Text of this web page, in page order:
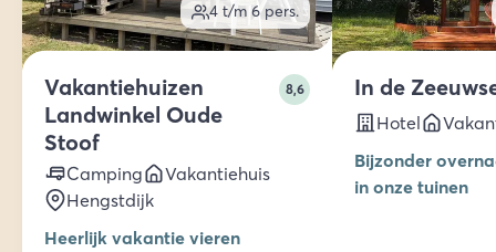
4 t/m 6 pers.
Vakantiehuizen
Landwinkel Oude
Stoof
8,6
Camping
Vakantiehuis
Hengstdijk
Heerlijk vakantie vieren
In de
Hotel
Bijzonder
in onze tuinen